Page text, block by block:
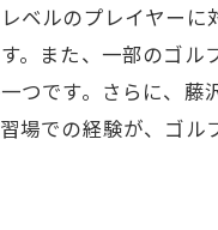
ベルのプレイヤーに
。また、一部のゴル
つです。さらに、藤
場での経験が、ゴル